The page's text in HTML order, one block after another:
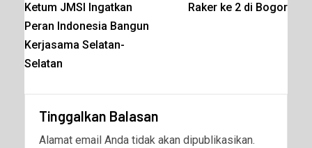
Ketum JMSI Ingatkan
Peran Indonesia Bangun
Kerjasama Selatan-
Selatan
Raker ke 2 di Bogor
Tinggalkan Balasan
Alamat email Anda tidak akan dipublikasikan.